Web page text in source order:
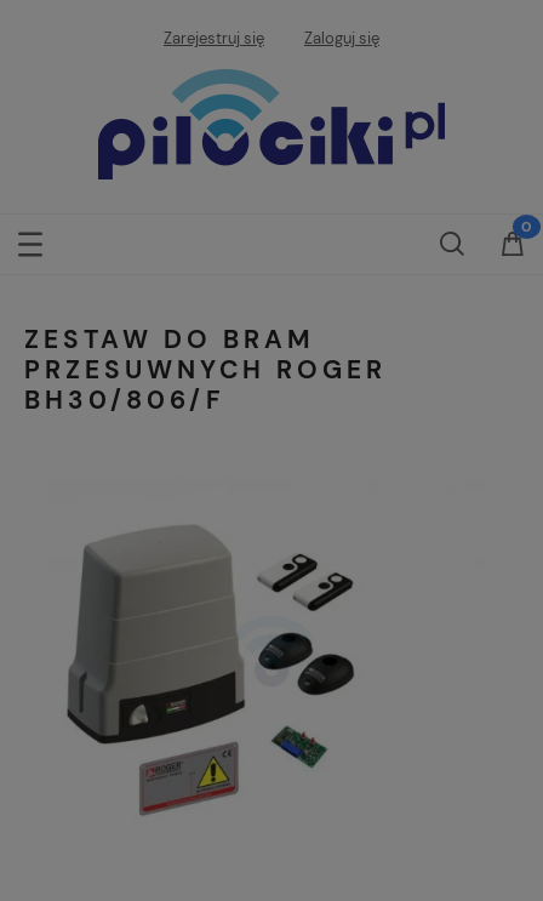
Zarejestruj się Zaloguj się
ZESTAW DO BRAM
PRZESUWNYCH ROGER
BH30/806/F